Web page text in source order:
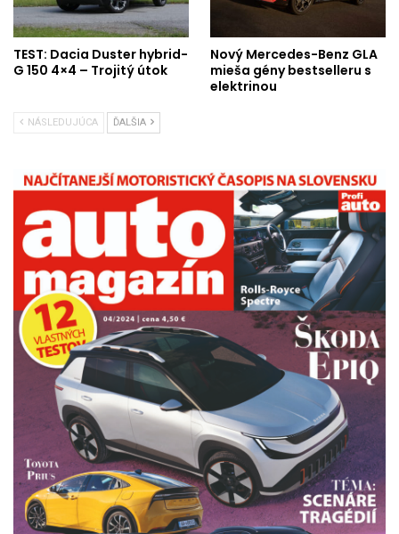
TEST: Dacia Duster hybrid-
G 150 4×4 – Trojitý útok
Nový Mercedes-Benz GLA
mieša gény bestselleru s
elektrinou
NÁSLEDUJÚCA ĎALŠIA